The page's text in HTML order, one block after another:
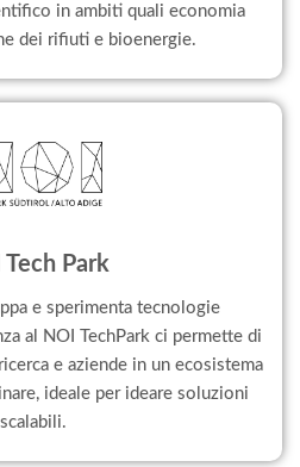
in ambiti quali economia
dei rifiuti e bioenergie.
Tech Park
e sperimenta tecnologie
al NOI TechPark ci permette di
e aziende in un ecosistema
ideale per ideare soluzioni
scalabili.